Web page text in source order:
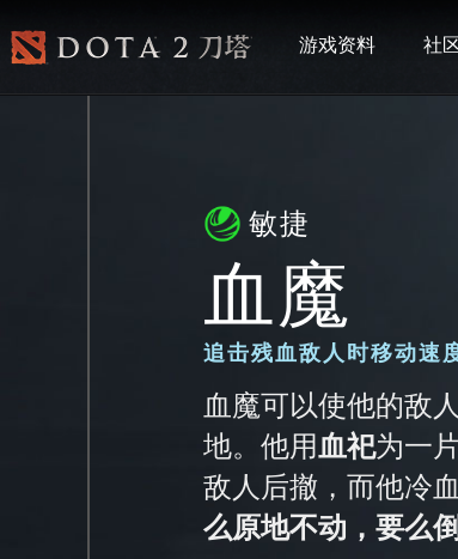
游戏资料 社
敏捷
血魔
追击残血敌人时移动速
血魔可以使他的敌
地。他用 血祀为一
敌人后撤，而他冷
么原地不动，要么